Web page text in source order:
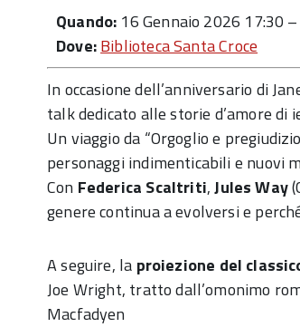
Quando: 16 Gennaio 2026 17:30 –
Dove:Biblioteca Santa Croce
In occasione dell’anniversario di
talk dedicato alle storie d’amore di
Un viaggio da “Orgoglio e
personaggi indimenticabili e nuovi
Con Federica Scaltriti,Jules Way
genere continua a evolversi e
A seguire, la proiezione del
Joe Wright, tratto dall’omonimo
Macfadyen